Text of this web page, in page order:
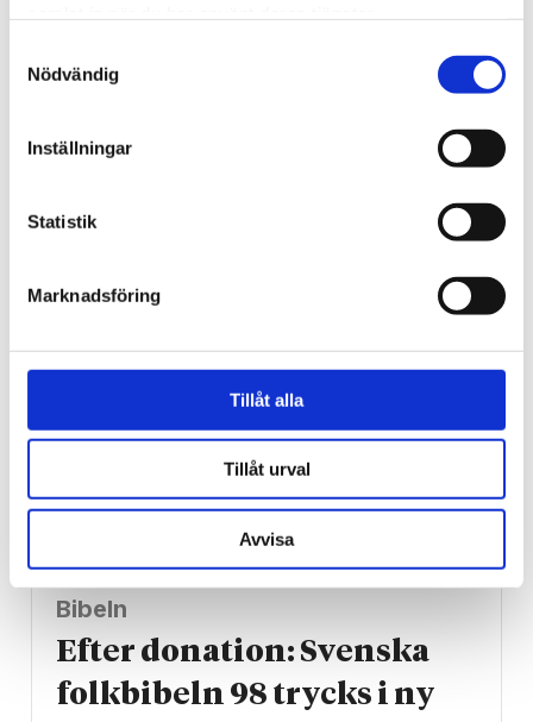
Nödvändig
Inställningar
Statistik
Marknadsföring
Tillåt alla
Tillåt urval
Avvisa
Göteborg
Unga killar bad för
många vittnade om
Bibeln
Efter donation: Svenska
folkbibeln 98 trycks i ny